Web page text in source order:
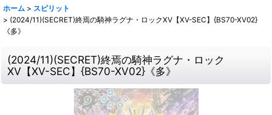
ホーム > スピリット
> (2024/11)(SECRET)終焉の騎神ラグナ・ロックXV【XV-SEC】{BS70-XV02}
《多》
(2024/11)(SECRET)終焉の騎神ラグナ・ロック
XV【XV-SEC】{BS70-XV02}《多》